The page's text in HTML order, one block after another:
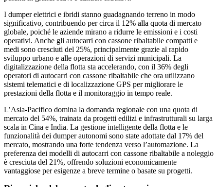
I dumper elettrici e ibridi stanno guadagnando terreno in modo
significativo, contribuendo per circa il 12% alla quota di mercato
globale, poiché le aziende mirano a ridurre le emissioni e i costi
operativi. Anche gli autocarri con cassone ribaltabile compatti e
medi sono cresciuti del 25%, principalmente grazie al rapido
sviluppo urbano e alle operazioni di servizi municipali. La
digitalizzazione della flotta sta accelerando, con il 36% degli
operatori di autocarri con cassone ribaltabile che ora utilizzano
sistemi telematici e di localizzazione GPS per migliorare le
prestazioni della flotta e il monitoraggio in tempo reale.
L’Asia-Pacifico domina la domanda regionale con una quota di
mercato del 54%, trainata da progetti edilizi e infrastrutturali su larga
scala in Cina e India. La gestione intelligente della flotta e le
funzionalità dei dumper autonomi sono state adottate dal 17% del
mercato, mostrando una forte tendenza verso l’automazione. La
preferenza dei modelli di autocarri con cassone ribaltabile a noleggio
è cresciuta del 21%, offrendo soluzioni economicamente
vantaggiose per esigenze a breve termine o basate su progetti.